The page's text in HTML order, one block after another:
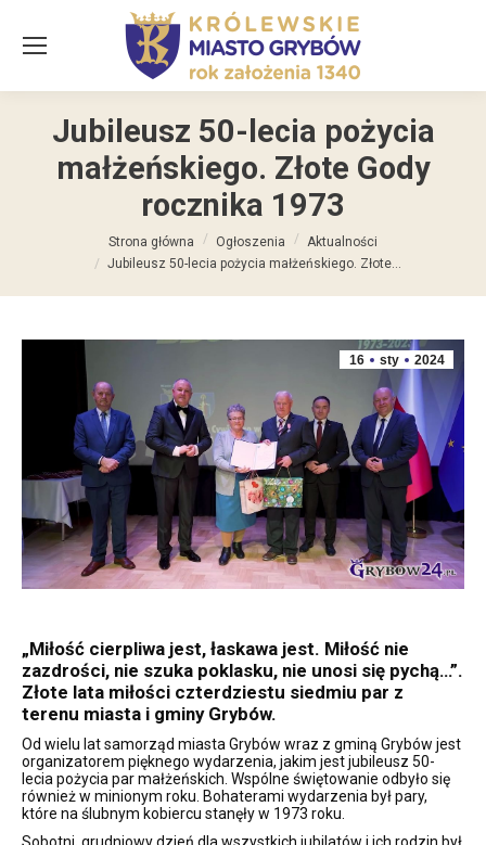
Jubileusz 50-lecia pożycia
małżeńskiego. Złote Gody
rocznika 1973
Strona główna Ogłoszenia
Aktualności
Jubileusz 50-lecia pożycia małżeńskiego. Złote…
sty
16 2024
„Miłość cierpliwa jest, łaskawa jest. Miłość nie
zazdrości, nie szuka poklasku, nie unosi się pychą…”.
Złote lata miłości czterdziestu siedmiu par z
terenu miasta i gminy Grybów.
Od wielu lat samorząd miasta Grybów wraz z gminą Grybów jest
organizatorem pięknego wydarzenia, jakim jest jubileusz 50-
lecia pożycia par małżeńskich. Wspólne świętowanie odbyło się
również w minionym roku. Bohaterami wydarzenia był pary,
które na ślubnym kobiercu stanęły w 1973 roku.
Sobotni, grudniowy dzień dla wszystkich jubilatów i ich rodzin był